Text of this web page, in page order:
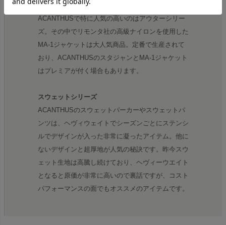
リモンタ MA-1
ACANTHUSで特に人気の高いのはアウターシリー
ズ。その中でリモンタ社の高級ナイロンを使用した
MA-1ジャケットは大人気商品。定番で生産されて
おり、ACANTHUSのスタジャンとMA-1ジャケット
はプレミアが付く場合もあります。
スウェットシリーズ
ACANTHUSのスウェットパーカーやスウェットパ
ンツは、ヘヴィウェイトでシーズンごとにステンシ
ルでデザインが入った非常に凝ったアイテム。他に
ないデザインと超厚地が人気の秘訣です。昨今スウ
ェット生地は高騰し続けており、ヘヴィーウエイト
となると原価が非常に高いので裏話ですが、コスト
パフォーマンスの面でもオススメのアイテムです。